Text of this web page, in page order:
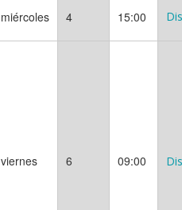
miércoles 4 15:00
viernes 6 09:00